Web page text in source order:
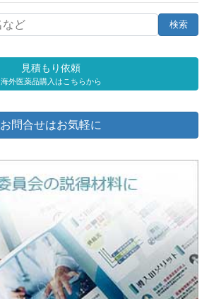
見積もり依頼
海外医薬品購入はこちらから
お問合せはお気軽に